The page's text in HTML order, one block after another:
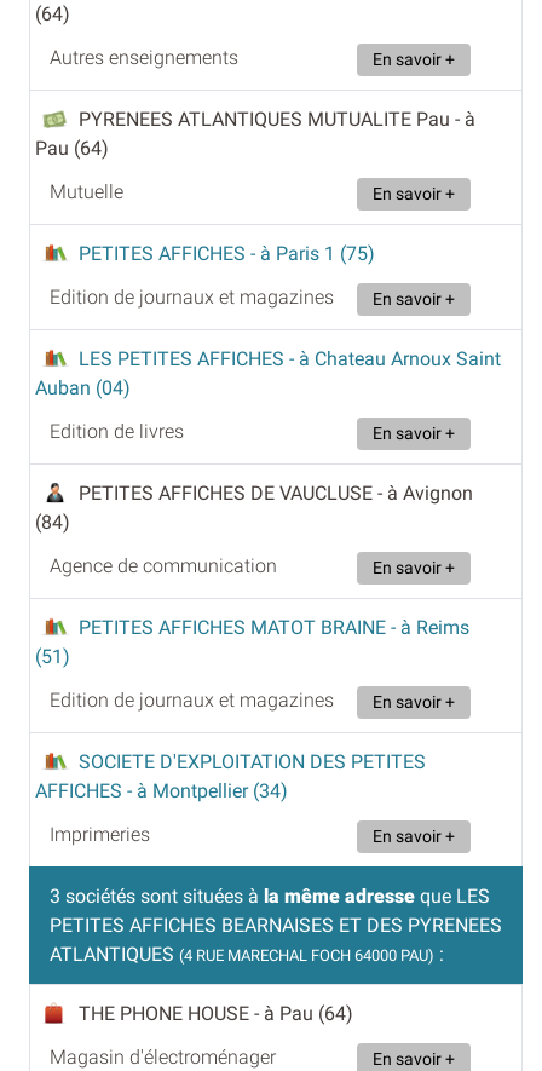
(64)
Autres enseignements
En savoir +
PYRENEES ATLANTIQUES MUTUALITE Pau - à
Pau (64)
Mutuelle
En savoir +
PETITES AFFICHES - à Paris 1 (75)
Edition de journaux et magazines
En savoir +
LES PETITES AFFICHES - à Chateau Arnoux Saint
Auban (04)
Edition de livres
En savoir +
PETITES AFFICHES DE VAUCLUSE - à Avignon
(84)
Agence de communication
En savoir +
PETITES AFFICHES MATOT BRAINE - à Reims
(51)
Edition de journaux et magazines
En savoir +
SOCIETE D'EXPLOITATION DES PETITES
AFFICHES - à Montpellier (34)
Imprimeries
En savoir +
3 sociétés sont situées à la même adresse que LES
PETITES AFFICHES BEARNAISES ET DES PYRENEES
ATLANTIQUES (4 RUE MARECHAL FOCH 64000 PAU) :
THE PHONE HOUSE - à Pau (64)
Magasin d'électroménager
En savoir +